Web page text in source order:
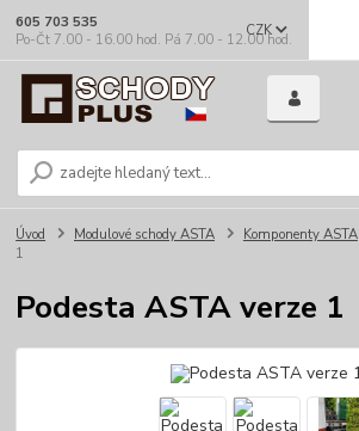
CZK
605 703 535
Po-Čt 7.00 - 16.00 hod. Pá 7.00 - 12.00 hod.
Úvod Modulové schody ASTA Komponenty ASTA
1
Podesta ASTA verze 1